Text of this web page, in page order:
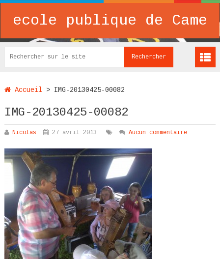
ecole publique de Came
Accueil> IMG-20130425-00082
IMG-20130425-00082
Nicolas 27 avril 2013 Aucun commentaire